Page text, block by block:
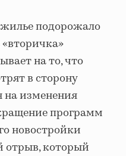
подорожало
«вторичка»
на то, что
в сторону
на изменения
программ
новостройки
отрыв, который